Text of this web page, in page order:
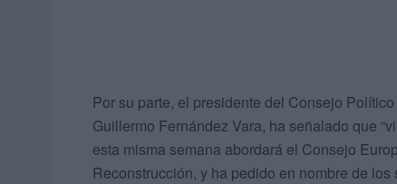
Por su parte, el presidente del Consejo
Guillermo Fernández Vara, ha señalado que
esta misma semana abordará el Consejo
Reconstrucción, y ha pedido en nombre de